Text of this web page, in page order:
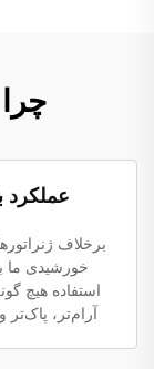
عملکرد
برخلاف
خورشیدی ما
استفاده هیچ
آرام‌تر،